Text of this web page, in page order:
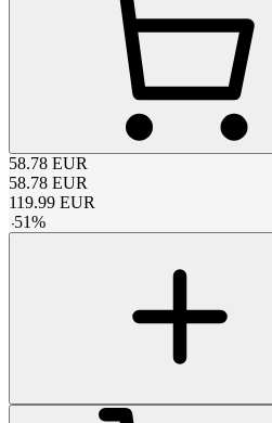
58.78 EUR
58.78 EUR
119.99 EUR
-51%